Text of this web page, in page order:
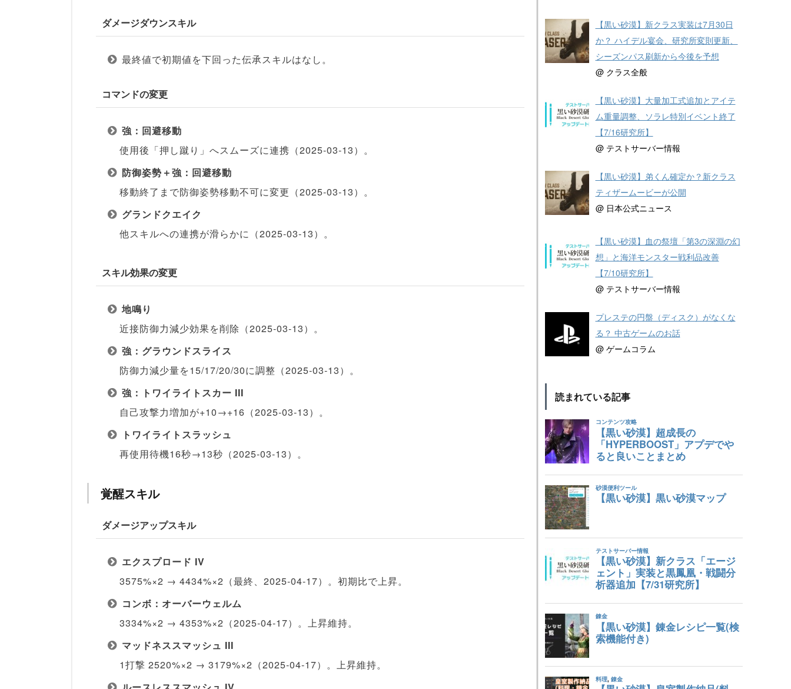
ダメージダウンスキル
最終値で初期値を下回った伝承スキルはなし。
コマンドの変更
強：回避移動
使用後「押し蹴り」へスムーズに連携（2025‑03‑13）。
防御姿勢＋強：回避移動
移動終了まで防御姿勢移動不可に変更（2025‑03‑13）。
グランドクエイク
他スキルへの連携が滑らかに（2025‑03‑13）。
スキル効果の変更
地鳴り
近接防御力減少効果を削除（2025‑03‑13）。
強：グラウンドスライス
防御力減少量を15/17/20/30に調整（2025‑03‑13）。
強：トワイライトスカー III
自己攻撃力増加が+10→+16（2025‑03‑13）。
トワイライトスラッシュ
再使用待機16秒→13秒（2025‑03‑13）。
覚醒スキル
ダメージアップスキル
エクスプロード IV
3575%×2 → 4434%×2（最終、2025‑04‑17）。初期比で上昇。
コンボ：オーバーウェルム
3334%×2 → 4353%×2（2025‑04‑17）。上昇維持。
マッドネススマッシュ III
1打撃 2520%×2 → 3179%×2（2025‑04‑17）。上昇維持。
【黒い砂漠】新クラス実装は7月30日
か？ ハイデル宴会、研究所変則更新、
シーズンパス刷新から今後を予想
@ クラス全般
【黒い砂漠】大量加工式追加とアイテ
ム重量調整、ソラレ特別イベント終了
【7/16研究所】
@ テストサーバー情報
【黒い砂漠】弟くん確定か？新クラス
ティザームービーが公開
@ 日本公式ニュース
【黒い砂漠】血の祭壇「第3の深淵の幻
想」と海洋モンスター戦利品改善
【7/10研究所】
@ テストサーバー情報
プレステの円盤（ディスク）がなくな
る？ 中古ゲームのお話
@ ゲームコラム
読まれている記事